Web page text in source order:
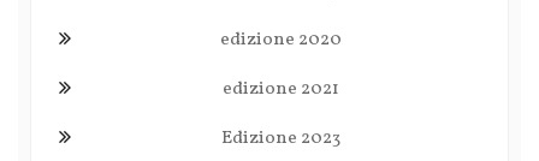
edizione 2020
edizione 2021
Edizione 2023